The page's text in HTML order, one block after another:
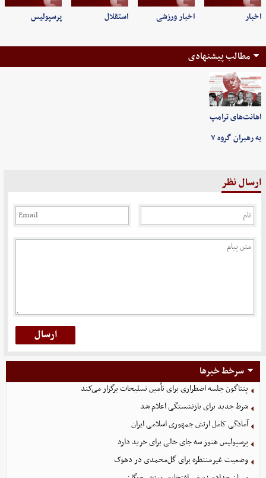
اخبار اخبار ورزشی استقلال پرسپولیس
مطالب پیشنهادی
اهانت‌های ترامپ
به رهبران گروه ۷
ارسال نظر
سرخط خبرها
پنتاگون جلسه اضطراری برای تأمین تسلیحات برگزار می‌کند
شرط جدید برای بازنشستگی اعلام شد
آمادگی کامل ارتش جمهوری اسلامی ایران
پرسپولیس هنوز سه جای خالی برای خرید دارد
وضعیت غیرمنتظره برای گل‌محمدی در دهوک